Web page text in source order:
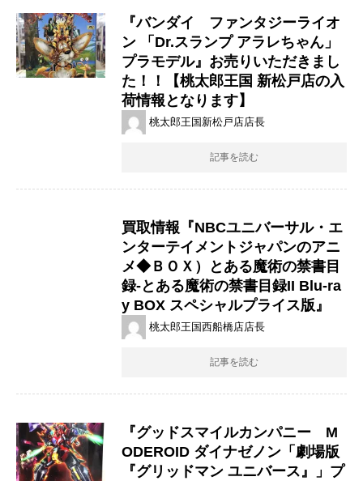
『バンダイ ファンタジーライオ
ン ​「Dr.スランプ ​アラレちゃん」
プラモデル』お売りいただきまし
た！！【桃太郎王国 新松戸店の入
荷情報となります】
桃太郎王国新松戸店店長
記事を読む
買取情報『NBCユニバーサル・エ
ンターテイメントジャパンのアニ
メ◆ＢＯＸ）とある魔術の禁書目
録-とある魔術の禁書目録II ​Blu-ra
y ​BOX ​スペシャルプライス版』
桃太郎王国西船橋店店長
記事を読む
『グッドスマイルカンパニー M
ODEROID ダイナゼノン「劇場版
『グリッドマン ユニバース』」プ